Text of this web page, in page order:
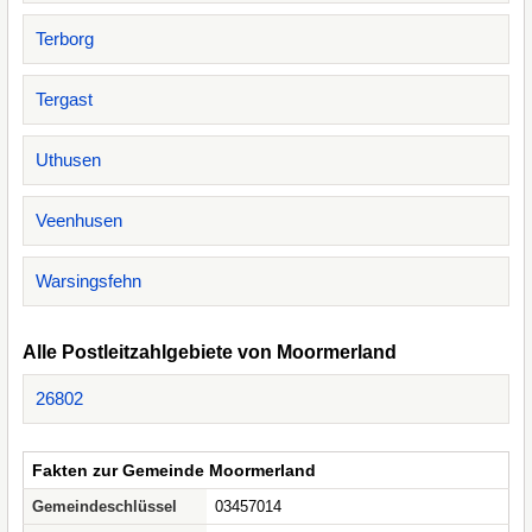
Terborg
Tergast
Uthusen
Veenhusen
Warsingsfehn
Alle Postleitzahlgebiete von Moormerland
26802
Fakten zur Gemeinde Moormerland
Gemeindeschlüssel
03457014